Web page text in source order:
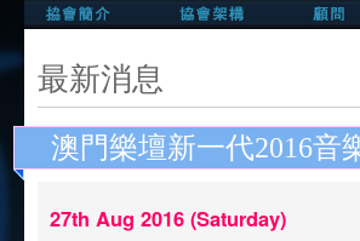
最新消息
澳門樂壇新一代2016音
27th Aug 2016 (Saturday)